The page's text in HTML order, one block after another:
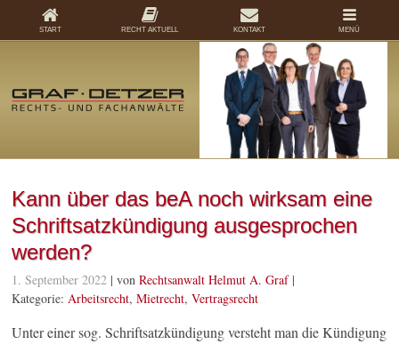
Kann über das beA noch wirksam eine
Schriftsatzkündigung ausgesprochen
werden?
1. September 2022 | vonRechtsanwalt Helmut A. Graf|
Kategorie:Arbeitsrecht,Mietrecht,Vertragsrecht
Unter einer sog. Schriftsatzkündigung versteht man die Kündigung
START RECHT AKTUELL KONTAKT MENÜ